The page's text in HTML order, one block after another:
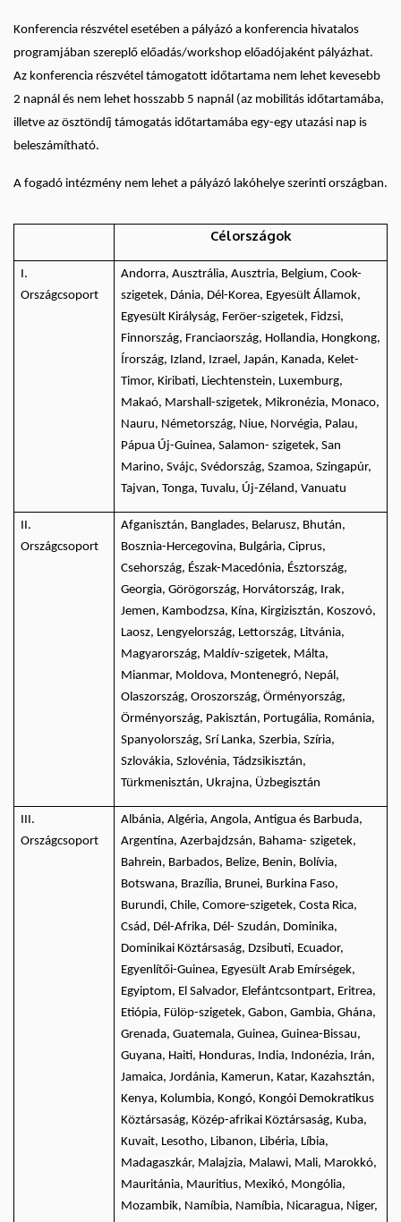
Konferencia részvétel esetében a pályázó a konferencia hivatalos
programjában szereplő előadás/workshop előadójaként pályázhat.
Az konferencia részvétel támogatott időtartama nem lehet kevesebb
2 napnál és nem lehet hosszabb 5 napnál (az mobilitás időtartamába,
illetve az ösztöndíj támogatás időtartamába egy-egy utazási nap is
beleszámítható.
A fogadó intézmény nem lehet a pályázó lakóhelye szerinti országban.
Célországok
I.
Országcsoport
Andorra, Ausztrália, Ausztria, Belgium, Cook-
szigetek, Dánia, Dél-Korea, Egyesült Államok,
Egyesült Királyság, Feröer-szigetek, Fidzsi,
Finnország, Franciaország, Hollandia, Hongkong,
Írország, Izland, Izrael, Japán, Kanada, Kelet-
Timor, Kiribati, Liechtenstein, Luxemburg,
Makaó, Marshall-szigetek, Mikronézia, Monaco,
Nauru, Németország, Niue, Norvégia, Palau,
Pápua Új-Guinea, Salamon- szigetek, San
Marino, Svájc, Svédország, Szamoa, Szingapúr,
Tajvan, Tonga, Tuvalu, Új-Zéland, Vanuatu
II.
Országcsoport
Afganisztán, Banglades, Belarusz, Bhután,
Bosznia-Hercegovina, Bulgária, Ciprus,
Csehország, Észak-Macedónia, Észtország,
Georgia, Görögország, Horvátország, Irak,
Jemen, Kambodzsa, Kína, Kirgizisztán, Koszovó,
Laosz, Lengyelország, Lettország, Litvánia,
Magyarország, Maldív-szigetek, Málta,
Mianmar, Moldova, Montenegró, Nepál,
Olaszország, Oroszország, Örményország,
Örményország, Pakisztán, Portugália, Románia,
Spanyolország, Srí Lanka, Szerbia, Szíria,
Szlovákia, Szlovénia, Tádzsikisztán,
Türkmenisztán, Ukrajna, Üzbegisztán
III.
Országcsoport
Albánia, Algéria, Angola, Antigua és Barbuda,
Argentína, Azerbajdzsán, Bahama- szigetek,
Bahrein, Barbados, Belize, Benin, Bolívia,
Botswana, Brazília, Brunei, Burkina Faso,
Burundi, Chile, Comore-szigetek, Costa Rica,
Csád, Dél-Afrika, Dél- Szudán, Dominika,
Dominikai Köztársaság, Dzsibuti, Ecuador,
Egyenlítői-Guinea, Egyesült Arab Emírségek,
Egyiptom, El Salvador, Elefántcsontpart, Eritrea,
Etiópia, Fülöp-szigetek, Gabon, Gambia, Ghána,
Grenada, Guatemala, Guinea, Guinea-Bissau,
Guyana, Haiti, Honduras, India, Indonézia, Irán,
Jamaica, Jordánia, Kamerun, Katar, Kazahsztán,
Kenya, Kolumbia, Kongó, Kongói Demokratikus
Köztársaság, Közép-afrikai Köztársaság, Kuba,
Kuvait, Lesotho, Libanon, Libéria, Líbia,
Madagaszkár, Malajzia, Malawi, Mali, Marokkó,
Mauritánia, Mauritius, Mexikó, Mongólia,
Mozambik, Namíbia, Namíbia, Nicaragua, Niger,